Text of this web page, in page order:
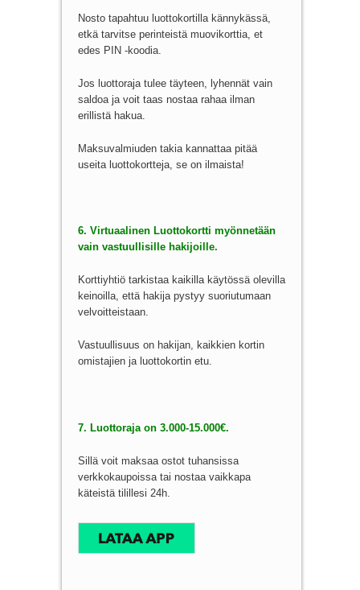
Nosto tapahtuu luottokortilla kännykässä,
etkä tarvitse perinteistä muovikorttia, et
edes PIN -koodia.
Jos luottoraja tulee täyteen, lyhennät vain
saldoa ja voit taas nostaa rahaa ilman
erillistä hakua.
Maksuvalmiuden takia kannattaa pitää
useita luottokortteja, se on ilmaista!
6. Virtuaalinen Luottokortti myönnetään
vain vastuullisille hakijoille.
Korttiyhtiö tarkistaa kaikilla käytössä olevilla
keinoilla, että hakija pystyy suoriutumaan
velvoitteistaan.
Vastuullisuus on hakijan, kaikkien kortin
omistajien ja luottokortin etu.
7. Luottoraja on 3.000-15.000€.
Sillä voit maksaa ostot tuhansissa
verkkokaupoissa tai nostaa vaikkapa
käteistä tilillesi 24h.